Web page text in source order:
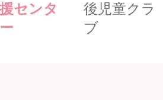
子育て
援センタ
ー
後児童クラ
ブ